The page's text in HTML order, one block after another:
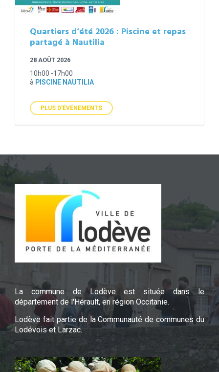
Quartiers d’été 2026 : Piscine et repas
partagé à Nautilia
28 AOÛT 2026
10h00 -17h00
à PISCINE NAUTILIA
PLUS D'ÉVÉNEMENTS
La commune de Lodève est située dans le
département de l'Hérault, en région Occitanie.
Lodève fait partie de la Communauté de communes du
Lodévois et Larzac.